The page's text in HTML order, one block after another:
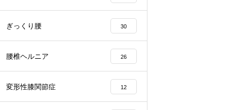
ぎっくり腰 30
腰椎ヘルニア 26
変形性膝関節症 12